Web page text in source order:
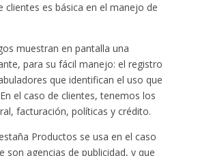
clientes es básica en el manejo de
muestran en pantalla una
para su fácil manejo: el registro
que identifican el uso que
el caso de clientes, tenemos los
facturación, políticas y crédito.
Productos se usa en el caso
son agencias de publicidad, y que